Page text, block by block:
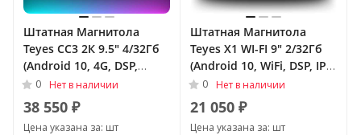
Штатная Магнитола
Teyes CC3 2К 9.5" 4/32Гб
(Android 10, 4G, DSP,
QLed) для Volkswagen
Tiguan I Рестайлинг 2011
- 2018 Тип-F2
0 Нет в наличии
38 550 ₽
Цена указана за: шт
Штатная Магнитола
Teyes X1 WI-FI 9" 2/32Гб
(Android 10, WiFi, DSP, IPS)
для Volkswagen Tiguan I
Рестайлинг 2011 - 2018
Тип-F2
0 Нет в наличии
21 050 ₽
Цена указана за: шт